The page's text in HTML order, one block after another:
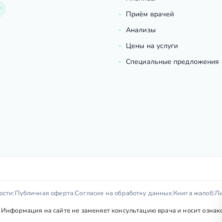
Приём врачей
Анализы
Цены на услуги
Специальные предложения
|Публичная оферта|Согласие на обработку данных|Книга жалоб|
на сайте не заменяет консультацию врача и носит